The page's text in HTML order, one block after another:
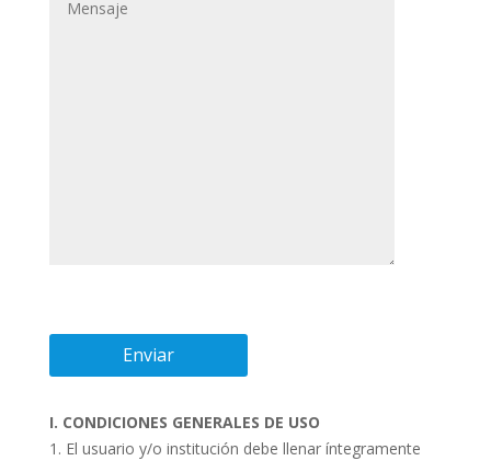
I. CONDICIONES GENERALES DE USO
El usuario y/o institución debe llenar íntegramente